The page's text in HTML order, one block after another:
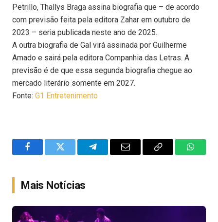
Petrillo, Thallys Braga assina biografia que – de acordo
com previsão feita pela editora Zahar em outubro de
2023 – seria publicada neste ano de 2025.
A outra biografia de Gal virá assinada por Guilherme
Amado e sairá pela editora Companhia das Letras. A
previsão é de que essa segunda biografia chegue ao
mercado literário somente em 2027.
Fonte: G1 Entretenimento
FacebookTwitter TelegramEmail
Copy
Mais Notícias